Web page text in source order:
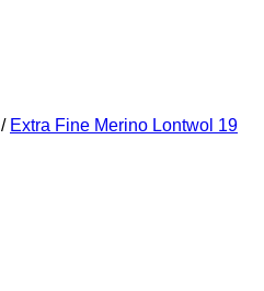
/ Extra Fine Merino Lontwol 19